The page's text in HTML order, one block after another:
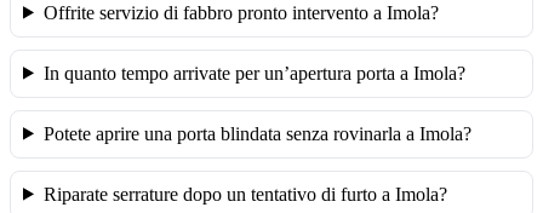
Offrite servizio di fabbro pronto intervento a Imola?
In quanto tempo arrivate per un’apertura porta a Imola?
Potete aprire una porta blindata senza rovinarla a Imola?
Riparate serrature dopo un tentativo di furto a Imola?